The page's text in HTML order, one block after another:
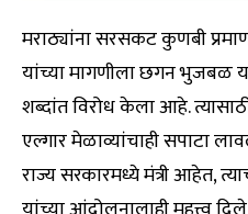
मराठ्यांना सरसकट कुणबी
यांच्या मागणीला छगन भुजबळ
शब्दांत विरोध केला आहे.
एल्गार मेळाव्यांचाही सपाटा
राज्य सरकारमध्ये मंत्री आहेत,